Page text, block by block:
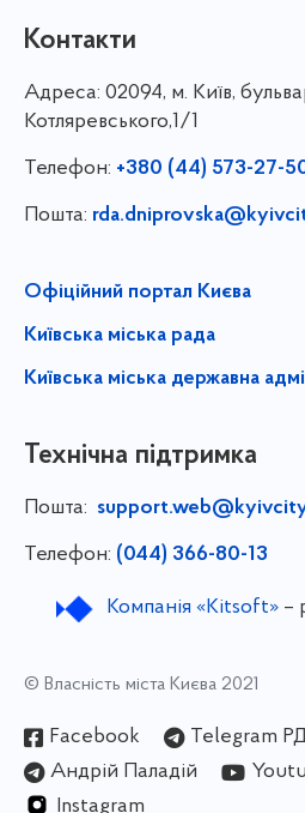
Контакти
Адреса: 02094, м. Київ,
Котляревського,1/1
Телефон: +380 (44) 573-27-
Пошта:
Офіційний портал Києва
Київська міська рада
Київська міська державна
Технічна підтримка
Пошта:
Телефон: (044) 366-80-13
Компанія «Kitsoft»–
© Власність міста Києва 2021
Facebook
Telegram
Андрій Паладій
Instagram